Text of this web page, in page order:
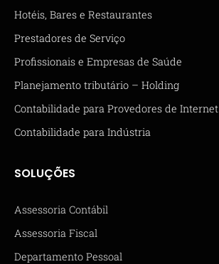
Hotéis, Bares e Restaurantes
Prestadores de Serviço
Profissionais e Empresas de Saúde
Planejamento tributário – Holding
Contabilidade para Provedores de Internet
Contabilidade para Indústria
SOLUÇÕES
Assessoria Contábil
Assessoria Fiscal
Departamento Pessoal